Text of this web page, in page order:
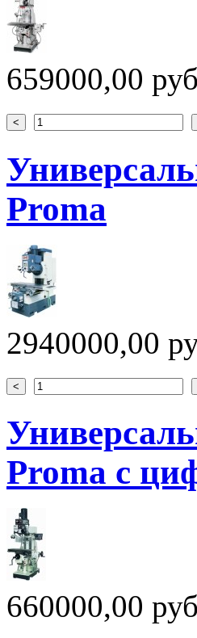
659000,00 руб
Proma
2940000,00
Proma с
660000,00 руб